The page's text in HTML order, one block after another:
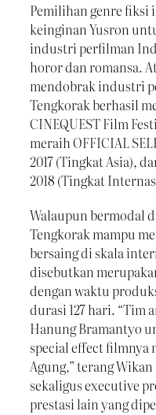
Pemilihan genre fiksi
keinginan Yusron
industri perfilman
horor dan romansa.
mendobrak industri
Tengkorak berhasil
CINEQUEST Film
meraih OFFICIAL
2017 (Tingkat Asia),
2018 (Tingkat
Walaupun bermodal
Tengkorak mampu
bersaing di skala
disebutkan
dengan waktu
durasi 127 hari. “Tim
Hanung Bramantyo
special effect filmnya
Agung,” terang
sekaligus executive
prestasi lain yang